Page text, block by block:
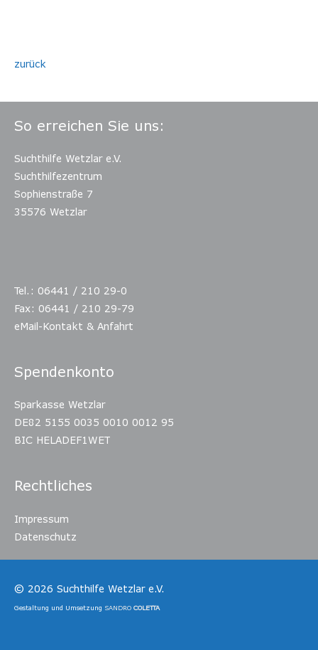
zurück
So erreichen Sie uns:
Suchthilfe Wetzlar e.V.
Suchthilfezentrum
Sophienstraße 7
35576 Wetzlar
Tel.: 06441 / 210 29-0
Fax: 06441 / 210 29-79
eMail-Kontakt & Anfahrt
Spendenkonto
Sparkasse Wetzlar
DE82 5155 0035 0010 0012 95
BIC HELADEF1WET
Rechtliches
Impressum
Datenschutz
© 2026 Suchthilfe Wetzlar e.V.
Gestaltung und Umsetzung SANDRO COLETTA